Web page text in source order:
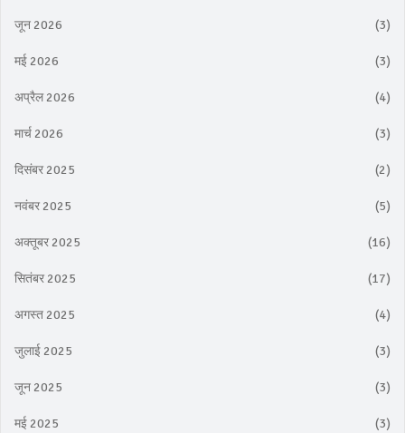
जून 2026 (3)
मई 2026 (3)
अप्रैल 2026 (4)
मार्च 2026 (3)
दिसंबर 2025 (2)
नवंबर 2025 (5)
अक्तूबर 2025 (16)
सितंबर 2025 (17)
अगस्त 2025 (4)
जुलाई 2025 (3)
जून 2025 (3)
मई 2025 (3)